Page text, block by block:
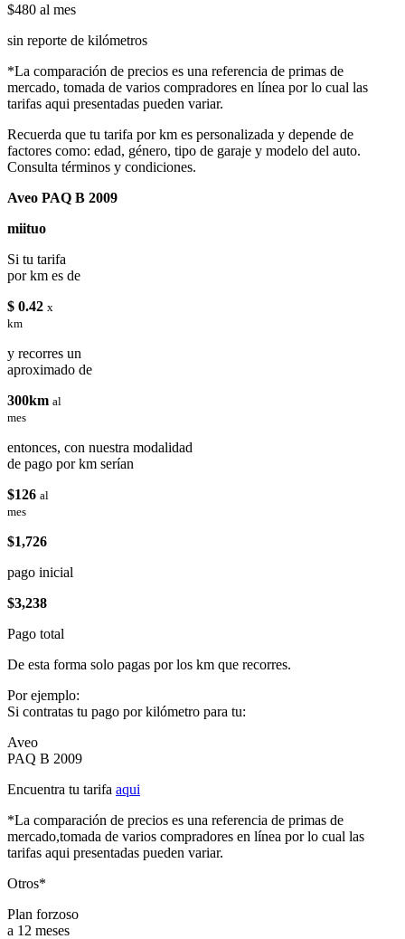
$480 al mes
sin reporte de kilómetros
*La comparación de precios es una referencia de primas de
mercado, tomada de varios compradores en línea por lo cual las
tarifas aqui presentadas pueden variar.
Recuerda que tu tarifa por km es personalizada y depende de
factores como: edad, género, tipo de garaje y modelo del auto.
Consulta términos y condiciones.
Aveo PAQ B 2009
miituo
Si tu tarifa
por km es de
$ 0.42 x
km
y recorres un
aproximado de
300km al
mes
entonces, con nuestra modalidad
de pago por km serían
$126 al
mes
$1,726
pago inicial
$3,238
Pago total
De esta forma solo pagas por los km que recorres.
Por ejemplo:
Si contratas tu pago por kilómetro para tu:
Aveo
PAQ B 2009
Encuentra tu tarifa aqui
*La comparación de precios es una referencia de primas de
mercado,tomada de varios compradores en línea por lo cual las
tarifas aqui presentadas pueden variar.
Otros*
Plan forzoso
a 12 meses